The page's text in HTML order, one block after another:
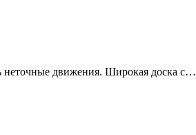
неточные движения. Широкая доска с…